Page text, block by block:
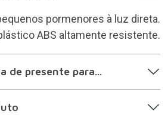
pormenores à luz direta.
ABS altamente resistente.
de presente para...